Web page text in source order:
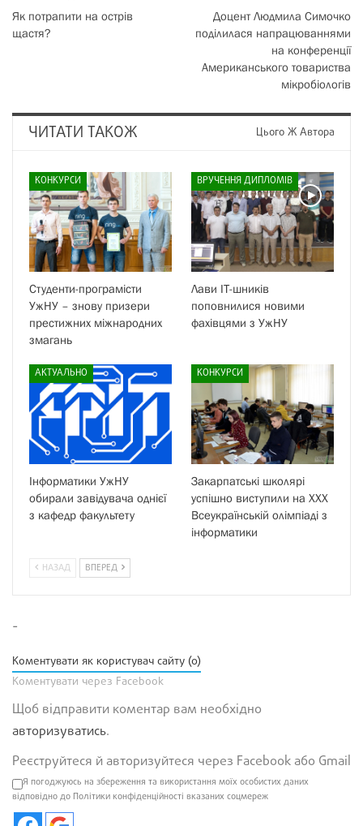
Як потрапити на острів
щастя?
Доцент Людмила Симочко
поділилася напрацюваннями
на конференції
Американського товариства
мікробіологів
ЧИТАТИ ТАКОЖ Цього Ж Автора
КОНКУРСИ
Студенти-програмісти
УжНУ – знову призери
престижних міжнародних
змагань
ВРУЧЕННЯ ДИПЛОМІВ
Лави IT-шників
поповнилися новими
фахівцями з УжНУ
АКТУАЛЬНО
Інформатики УжНУ
обирали завідувача однієї
з кафедр факультету
КОНКУРСИ
Закарпатські школярі
успішно виступили на XXX
Всеукраїнській олімпіаді з
інформатики
НАЗАД ВПЕРЕД
-
Коментувати як користувач сайту (0)
Коментувати через Facebook
Щоб відправити коментар вам необхідно
авторизуватись.
Реєструйтеся й авторизуйтеся через Facebook або Gmail
Я погоджуюсь на збереження та використання моїх особистих даних
відповідно до Політики конфіденційності вказаних соцмереж